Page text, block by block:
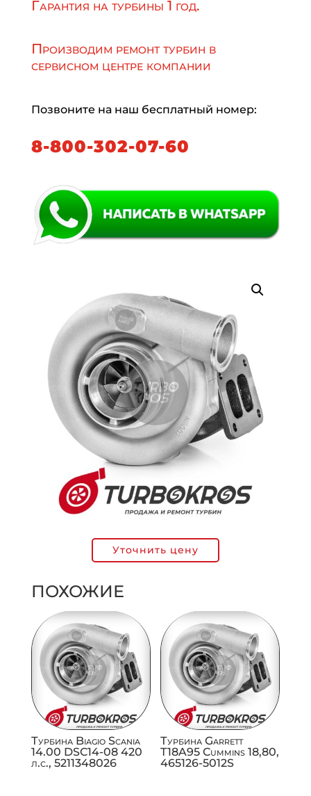
Гарантия на турбины 1 год.
Производим ремонт турбин в
сервисном центре компании
Позвоните на наш бесплатный номер:
8-800-302-07-60
Уточнить цену
ПОХОЖИЕ
Турбина Biagio Scania
14.00 DSC14-08 420
л.с., 5211348026
Турбина Garrett
T18A95 Cummins 18,80,
465126-5012S